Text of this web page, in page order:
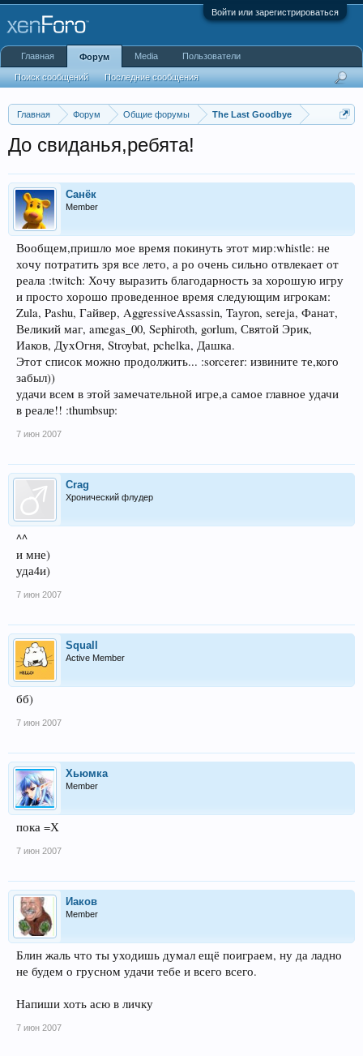
Войти или зарегистрироваться
Главная Форум Общие форумы The Last Goodbye
До свиданья,ребята!
Санёк
Member
Вообщем,пришло мое время покинуть этот мир:whistle: не
хочу потратить зря все лето, а ро очень сильно отвлекает от
реала :twitch: Хочу выразить благодарность за хорошую игру
и просто хорошо проведенное время следующим игрокам:
Zula, Pashu, Гайвер, AggressiveAssassin, Tayron, sereja, Фанат,
Великий маг, amegas_00, Sephiroth, gorlum, Святой Эрик,
Иаков, ДухОгня, Stroybat, pchelka, Дашка.
Этот список можно продолжить... :sorcerer: извините те,кого
забыл))
удачи всем в этой замечательной игре,а самое главное удачи
в реале!! :thumbsup:
7 июн 2007
Crag
Хронический флудер
^^
и мне)
уда4и)
7 июн 2007
Squall
Active Member
бб)
7 июн 2007
Хьюмка
Member
пока =Х
7 июн 2007
Иаков
Member
Блин жаль что ты уходишь думал ещё поиграем, ну да ладно
не будем о грусном удачи тебе и всего всего.
Напиши хоть асю в личку
7 июн 2007
Главная Форум
Поиск сообщений Последние сообщения
Media Пользователи